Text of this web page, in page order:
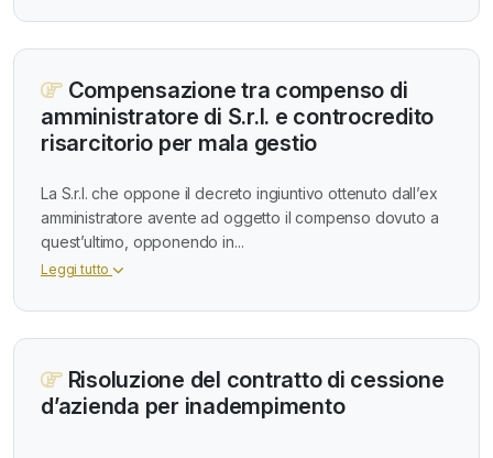
Compensazione tra compenso di
amministratore di S.r.l. e controcredito
risarcitorio per mala gestio
La S.r.l. che oppone il decreto ingiuntivo ottenuto dall’ex
amministratore avente ad oggetto il compenso dovuto a
quest’ultimo, opponendo in...
Leggi tutto
Risoluzione del contratto di cessione
d’azienda per inadempimento